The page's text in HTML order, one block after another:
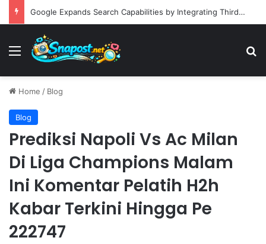
Google Expands Search Capabilities by Integrating Third-Party Applications into AI Mode to Streamline User Workflows
Menu
Home / Blog
Blog
Prediksi Napoli Vs Ac Milan
Di Liga Champions Malam
Ini Komentar Pelatih H2h
Kabar Terkini Hingga Pe
222747